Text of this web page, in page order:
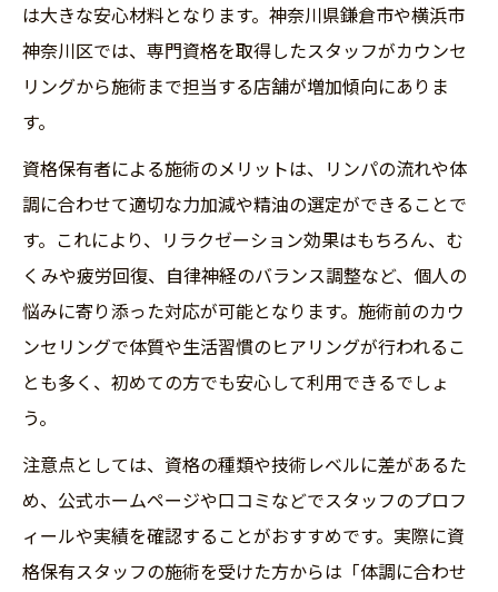
は大きな安心材料となります。神奈川県鎌倉市や横浜市
神奈川区では、専門資格を取得したスタッフがカウンセ
リングから施術まで担当する店舗が増加傾向にありま
す。
資格保有者による施術のメリットは、リンパの流れや体
調に合わせて適切な力加減や精油の選定ができることで
す。これにより、リラクゼーション効果はもちろん、む
くみや疲労回復、自律神経のバランス調整など、個人の
悩みに寄り添った対応が可能となります。施術前のカウ
ンセリングで体質や生活習慣のヒアリングが行われるこ
とも多く、初めての方でも安心して利用できるでしょ
う。
注意点としては、資格の種類や技術レベルに差があるた
め、公式ホームページや口コミなどでスタッフのプロフ
ィールや実績を確認することがおすすめです。実際に資
格保有スタッフの施術を受けた方からは「体調に合わせ